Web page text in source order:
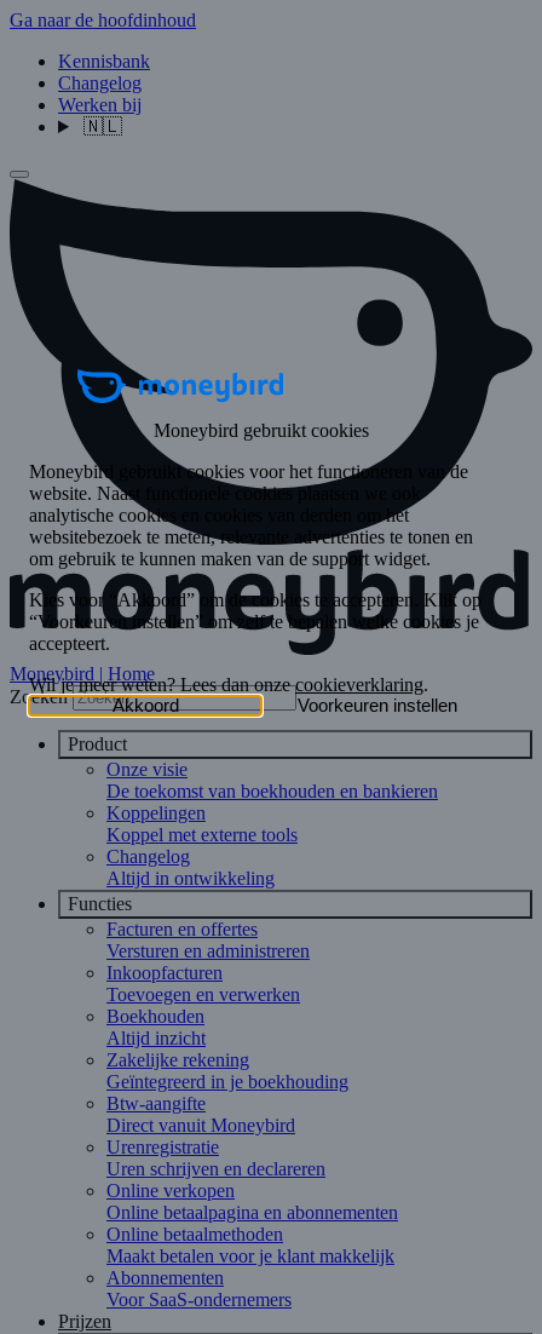
Ga naar de hoofdinhoud
Kennisbank
Changelog
Werken bij
🇳🇱
Moneybird | Home
Zoeken
Product
Onze visie
De toekomst van boekhouden en bankieren
Koppelingen
Koppel met externe tools
Changelog
Altijd in ontwikkeling
Functies
Facturen en offertes
Versturen en administreren
Inkoopfacturen
Toevoegen en verwerken
Boekhouden
Altijd inzicht
Zakelijke rekening
Geïntegreerd in je boekhouding
Btw-aangifte
Direct vanuit Moneybird
Urenregistratie
Uren schrijven en declareren
Online verkopen
Online betaalpagina en abonnementen
Online betaalmethoden
Maakt betalen voor je klant makkelijk
Abonnementen
Voor SaaS-ondernemers
Prijzen